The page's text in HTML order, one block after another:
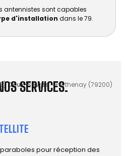
antennistes sont capables
d'installation dans le 79.
Deux-Sèvres-Parthenay (79200)
SERVICES.
pour réception des